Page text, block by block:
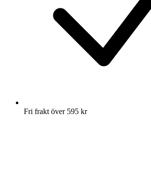
Fri frakt över 595 kr